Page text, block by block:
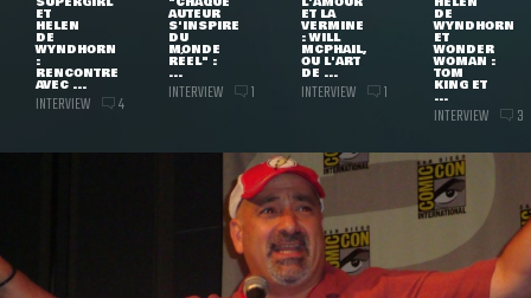
ET
HELEN
DE
WYNDHORN
:
RENCONTRE
AVEC ...
INTERVIEW 4
AUTEUR
S'INSPIRE
DU
MONDE
RÉEL" :
...
INTERVIEW 1
ET LA
VERMINE
: WILL
MCPHAIL,
OU L'ART
DE ...
INTERVIEW 1
DE
WYNDHORN
ET
WONDER
WOMAN :
TOM
KING ET
...
INTERVIEW 3